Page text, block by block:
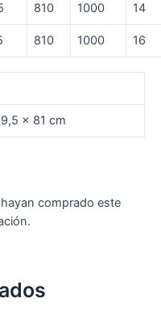
810 1000 14
810 1000 16
× 81 cm
comprado este